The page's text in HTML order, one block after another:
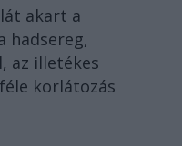
akart a
hadsereg,
az illetékes
korlátozás